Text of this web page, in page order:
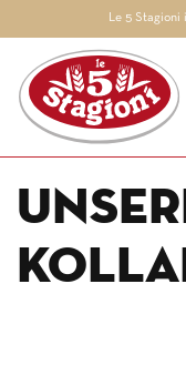
Le 5 Stagioni